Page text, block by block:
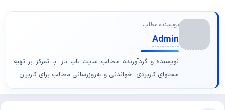
نویسنده مطلب
Admin
نویسنده و گردآورنده مطالب سایت تاپ ناز؛ با تمرکز بر تهیه
محتوای کاربردی، خواندنی و به‌روزرسانی مطالب برای کاربران.